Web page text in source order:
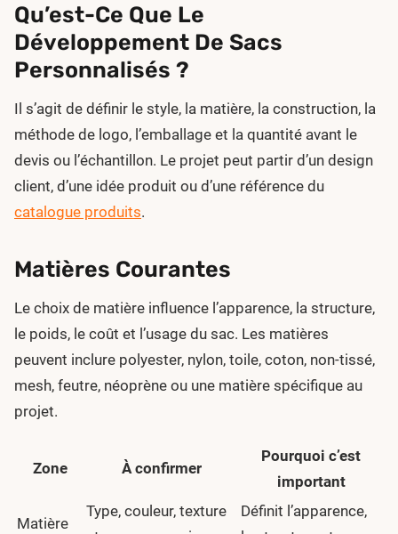
Qu’est-Ce Que Le
Développement De Sacs
Personnalisés ?
Il s’agit de définir le style, la matière, la construction, la
méthode de logo, l’emballage et la quantité avant le
devis ou l’échantillon. Le projet peut partir d’un design
client, d’une idée produit ou d’une référence du
catalogue produits.
Matières Courantes
Le choix de matière influence l’apparence, la structure,
le poids, le coût et l’usage du sac. Les matières
peuvent inclure polyester, nylon, toile, coton, non-tissé,
mesh, feutre, néoprène ou une matière spécifique au
projet.
Zone À confirmer
Pourquoi c’est
important
Matière
Type, couleur, texture
Définit l’apparence,